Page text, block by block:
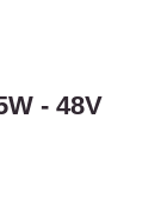
- 48V